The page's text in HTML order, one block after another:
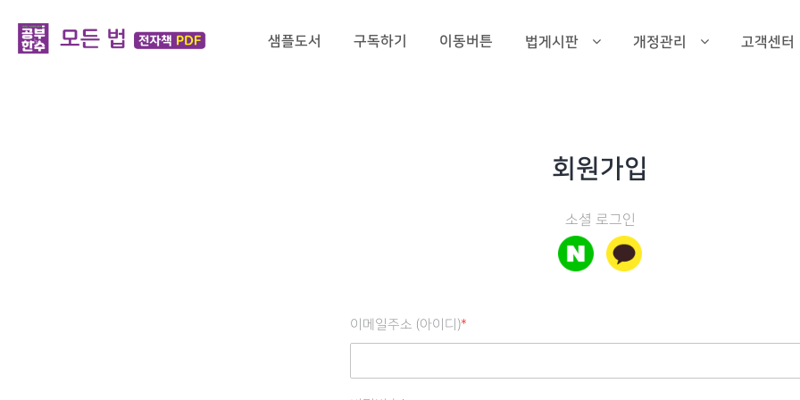
샘플도서 구독하기 이동버튼 법게시판 개정관리 고객센터
회원가입
소셜 로그인
이메일주소 (아이디)*